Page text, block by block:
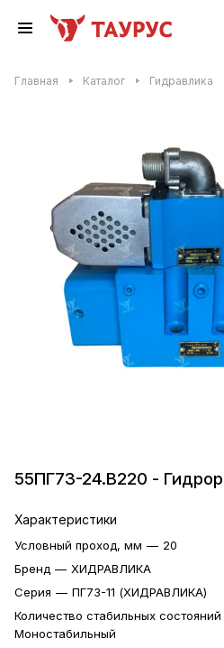
Главная Каталог Гидравлика
55ПГ73-24.В220 -
Характеристики
Условный проход, мм — 20
Бренд — ХИДРАВЛИКА
Серия — ПГ73-11 (ХИДРАВЛИКА)
Количество стабильных состояний
Моностабильный